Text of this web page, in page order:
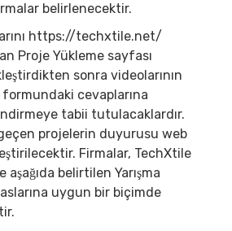
belirlenecektir.
https://techxtile.net/
Proje Yükleme sayfası
sonra videolarının
cevaplarına
tabii tutulacaklardır.
geçen projelerin duyurusu web
Firmalar, TechXtile
belirtilen Yarışma
uygun bir biçimde